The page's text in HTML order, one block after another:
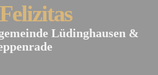
Lüdinghausen &